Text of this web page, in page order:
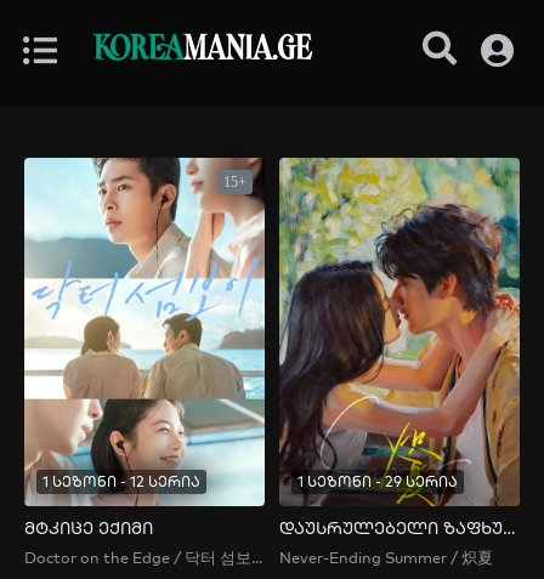
KOREAMANIA.GE
15+
1 სეზონი - 12 სერია
მტკიცე ექიმი
Doctor on the Edge / 닥터 섬보이
1 სეზონი - 29 სერია
დაუსრულებელი ზაფხული
Never-Ending Summer / 炽夏